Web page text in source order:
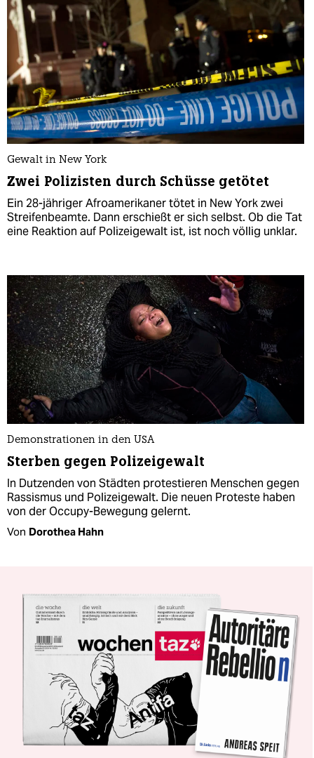
Gewalt in New York
Zwei Polizisten durch Schüsse getötet
Ein 28-jähriger Afroamerikaner tötet in New York zwei
Streifenbeamte. Dann erschießt er sich selbst. Ob die Tat
eine Reaktion auf Polizeigewalt ist, ist noch völlig unklar.
Demonstrationen in den USA
Sterben gegen Polizeigewalt
In Dutzenden von Städten protestieren Menschen gegen
Rassismus und Polizeigewalt. Die neuen Proteste haben
von der Occupy-Bewegung gelernt.
Von Dorothea Hahn